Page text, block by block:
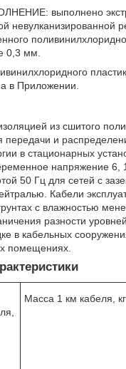
выполнено
невулканизированной
0,3 мм.
в Приложении.
из сшитого
передачи и
в стационарных
напряжение 6,
50 Гц для сетей с
Кабели
с влажностью
разности
в кабельных
помещениях.
Масса 1 км кабеля, кг